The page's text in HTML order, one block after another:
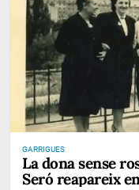
GARRIGUES
La dona sense
Seró reapareix